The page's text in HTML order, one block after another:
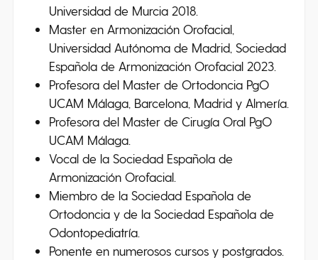
Universidad de Murcia 2018.
Master en Armonización Orofacial,
Universidad Autónoma de Madrid, Sociedad
Española de Armonización Orofacial 2023.
Profesora del Master de Ortodoncia PgO
UCAM Málaga, Barcelona, Madrid y Almería.
Profesora del Master de Cirugía Oral PgO
UCAM Málaga.
Vocal de la Sociedad Española de
Armonización Orofacial.
Miembro de la Sociedad Española de
Ortodoncia y de la Sociedad Española de
Odontopediatría.
Ponente en numerosos cursos y postgrados.